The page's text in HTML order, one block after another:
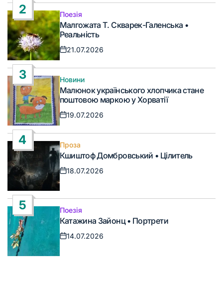
2
Опублікувати
у
Поезія
Малгожата Т. Скварек-Галенська •
Реальність
Дата
21.07.2026
3
Опублікувати
у
Новини
Малюнок українського хлопчика стане
поштовою маркою у Хорватії
Дата
19.07.2026
4
Опублікувати
у
Проза
Кшиштоф Домбровський • Цілитель
Дата
запису
18.07.2026
5
Опублікувати
у
Поезія
Катажина Зайонц • Портрети
Дата
14.07.2026